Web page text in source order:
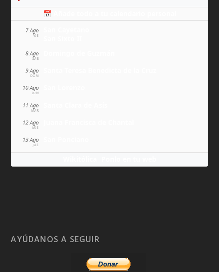
📅 Añade todo a tu calendario personal
7 Ago
VIE
8 Ago
SÁB
9 Ago
DOM
10 Ago
LUN
11 Ago
MAR
12 Ago
MIÉ
13 Ago
JUE
·
AYÚDANOS A SEGUIR